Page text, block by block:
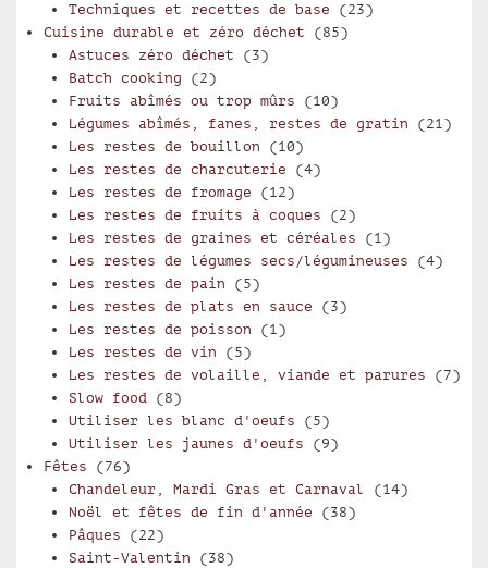
Techniques et recettes de base (23)
Cuisine durable et zéro déchet (85)
Astuces zéro déchet (3)
Batch cooking (2)
Fruits abîmés ou trop mûrs (10)
Légumes abîmés, fanes, restes de gratin (21)
Les restes de bouillon (10)
Les restes de charcuterie (4)
Les restes de fromage (12)
Les restes de fruits à coques (2)
Les restes de graines et céréales (1)
Les restes de légumes secs/légumineuses (4)
Les restes de pain (5)
Les restes de plats en sauce (3)
Les restes de poisson (1)
Les restes de vin (5)
Les restes de volaille, viande et parures (7)
Slow food(8)
Utiliser les blanc d'oeufs (5)
Utiliser les jaunes d'oeufs (9)
Fêtes (76)
Chandeleur, Mardi Gras et Carnaval (14)
Noël et fêtes de fin d'année (38)
Pâques (22)
Saint-Valentin (38)